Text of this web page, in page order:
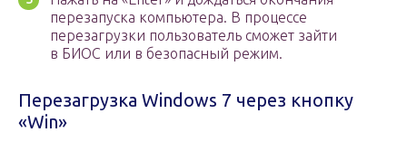
перезапуска компьютера. В процессе
перезагрузки пользователь сможет зайти
в БИОС или в безопасный режим.
Перезагрузка Windows 7 через кнопку
«Win»